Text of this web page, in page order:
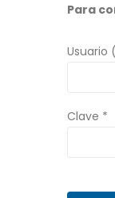
Para
Usuario
Clave *